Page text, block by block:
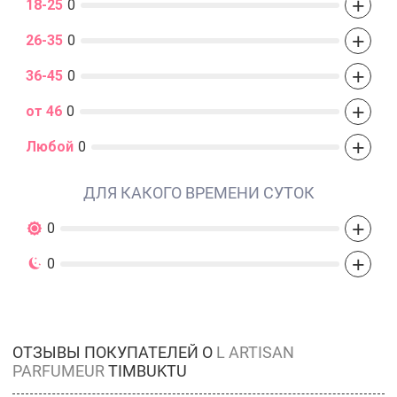
18-25 0
26-35 0 +
36-45 0 +
от 46 0 +
Любой 0 +
ДЛЯ КАКОГО ВРЕМЕНИ СУТОК
0 +
0 +
ОТЗЫВЫ ПОКУПАТЕЛЕЙ О L ARTISAN
PARFUMEUR TIMBUKTU